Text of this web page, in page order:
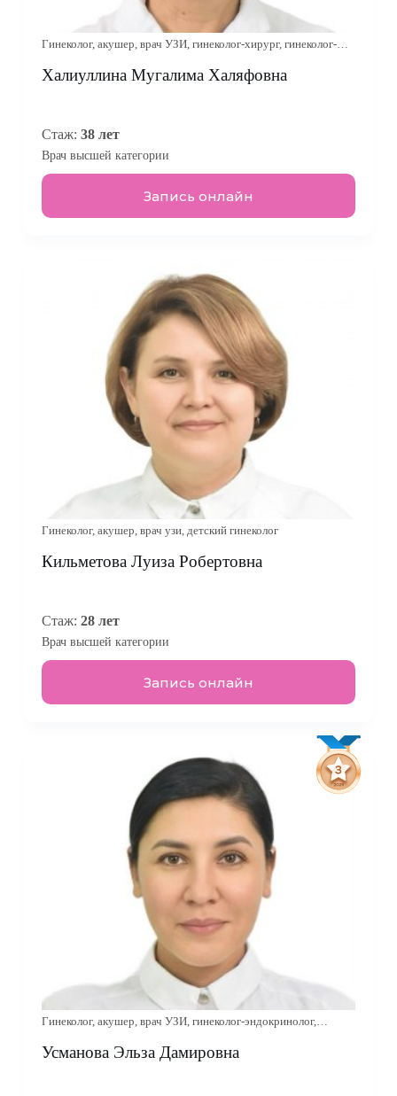
Гинеколог, акушер, врач УЗИ, гинеколог-хирург, гинеколог-
Халиуллина Мугалима Халяфовна
Стаж: 38 лет
Врач высшей категории
Запись онлайн
Гинеколог, акушер, врач узи, детский гинеколог
Кильметова Луиза Робертовна
Стаж: 28 лет
Врач высшей категории
Запись онлайн
Гинеколог, акушер, врач УЗИ, гинеколог-эндокринолог,
Усманова Эльза Дамировна